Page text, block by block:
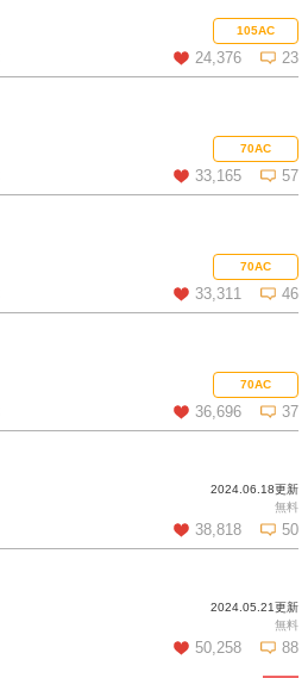
コメントを見る105AC
24,376 23
コメントを見る70AC
33,165 57
コメントを見る70AC
33,311 46
コメントを見る70AC
36,696 37
コメントを見る2024.06.18更新
無料
38,818 50
コメントを見る2024.05.21更新
無料
50,258 88